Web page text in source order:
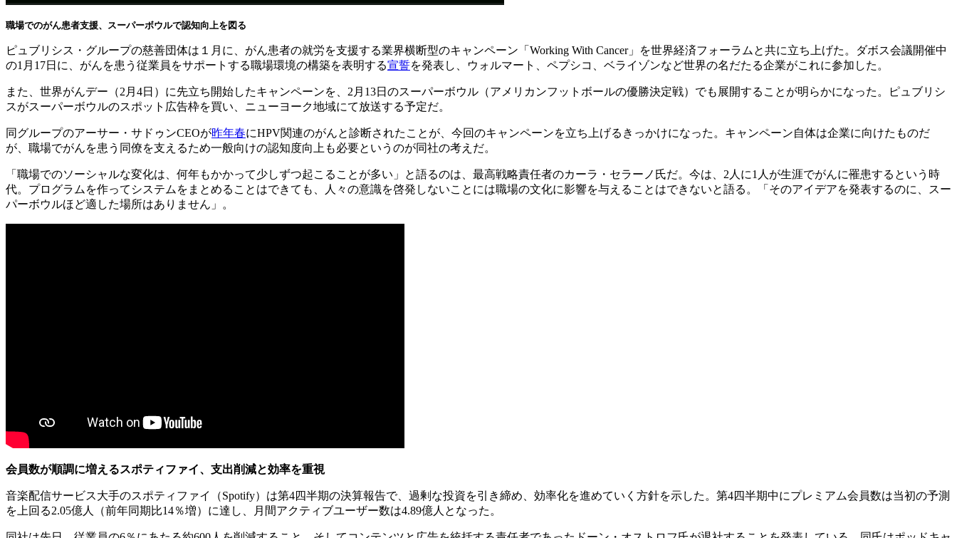
職場でのがん患者支援、スーパーボウルで認知向上を図る
ピュブリシス・グループの慈善団体は１月に、がん患者の就労を支援する業界横断型のキャンペーン「Working With Cancer」を世界経済フォーラムと共に立ち上げた。ダボス会議開催中
の1月17日に、がんを患う従業員をサポートする職場環境の構築を表明する宣誓を発表し、ウォルマート、ペプシコ、ベライゾンなど世界の名だたる企業がこれに参加した。
また、世界がんデー（2月4日）に先立ち開始したキャンペーンを、2月13日のスーパーボウル（アメリカンフットボールの優勝決定戦）でも展開することが明らかになった。ピュブリシ
スがスーパーボウルのスポット広告枠を買い、ニューヨーク地域にて放送する予定だ。
同グループのアーサー・サドゥンCEOが昨年春にHPV関連のがんと診断されたことが、今回のキャンペーンを立ち上げるきっかけになった。キャンペーン自体は企業に向けたものだ
が、職場でがんを患う同僚を支えるため一般向けの認知度向上も必要というのが同社の考えだ。
「職場でのソーシャルな変化は、何年もかかって少しずつ起こることが多い」と語るのは、最高戦略責任者のカーラ・セラーノ氏だ。今は、2人に1人が生涯でがんに罹患するという時
代。プログラムを作ってシステムをまとめることはできても、人々の意識を啓発しないことには職場の文化に影響を与えることはできないと語る。「そのアイデアを発表するのに、スー
パーボウルほど適した場所はありません」。
会員数が順調に増えるスポティファイ、支出削減と効率を重視
音楽配信サービス大手のスポティファイ（Spotify）は第4四半期の決算報告で、過剰な投資を引き締め、効率化を進めていく方針を示した。第4四半期中にプレミアム会員数は当初の予測
を上回る2.05億人（前年同期比14％増）に達し、月間アクティブユーザー数は4.89億人となった。